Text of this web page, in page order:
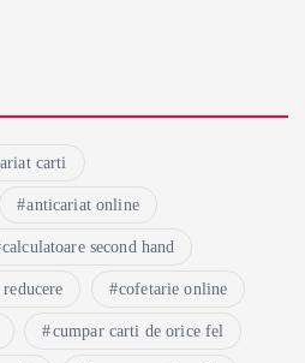
carti
anticariat online
calculatoare second hand
cofetarie online
cumpar carti de orice fel